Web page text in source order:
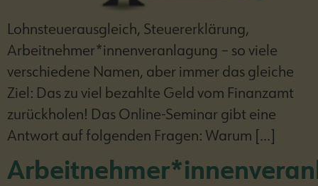
Lohnsteuerausgleich, Steuererklärung,
Arbeitnehmer*innenveranlagung – so viele
verschiedene Namen, aber immer das gleiche
Ziel: Das zu viel bezahlte Geld vom Finanzamt
zurückholen! Das Online-Seminar gibt eine
Antwort auf folgenden Fragen: Warum […]